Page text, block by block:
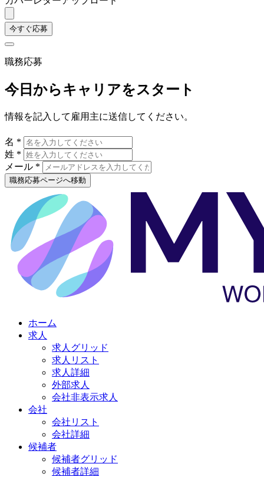
今すぐ応募
職務応募
今日からキャリアをスタート
情報を記入して雇用主に送信してください。
名 *
姓 *
メール *
職務応募ページへ移動
ホーム
求人
求人グリッド
求人リスト
求人詳細
外部求人
会社非表示求人
会社
会社リスト
会社詳細
候補者
候補者グリッド
候補者詳細